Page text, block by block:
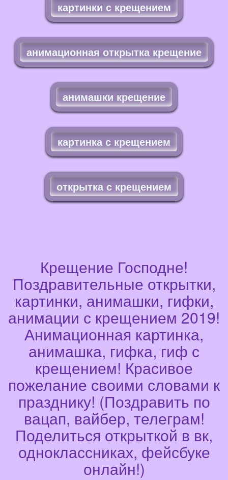
картинки с крещением
анимационная открытка крещение
анимашки крещение
картинка с крещением
открытка с крещением
Крещение Господне!
Поздравительные открытки,
картинки, анимашки, гифки,
анимации с крещением 2019!
Анимационная картинка,
анимашка, гифка, гиф с
крещением! Красивое
пожелание своими словами к
празднику! (Поздравить по
вацап, вайбер, телеграм!
Поделиться открыткой в вк,
одноклассниках, фейсбуке
онлайн!)